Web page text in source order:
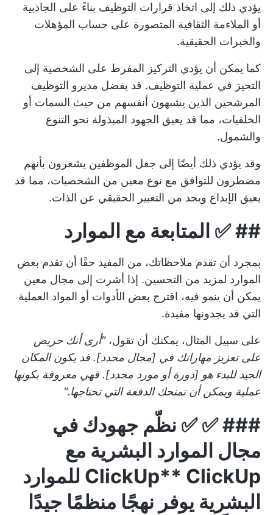
يؤدي ذلك إلى اتخاذ قرارات التوظيف بناءً على الجاذبية
أو الملاءمة الثقافية المتصورة على حساب المؤهلات
والخبرات الحقيقية.
كما يمكن أن يؤدي التركيز المفرط على الشخصية إلى
التحيز في عملية التوظيف. قد يفضل مديرو التوظيف
المرشحين الذين يشبهون أنفسهم من حيث السمات أو
الخلفيات، مما قد يعيق الجهود المبذولة نحو التنوع
والشمول.
وقد يؤدي ذلك أيضًا إلى جعل الموظفين يشعرون بأنهم
مضطرون للتوافق مع نوع معين من الشخصيات، مما قد
يعيق الإبداع ويحد من التعبير الحقيقي عن الذات.
## ✅ المتابعة مع الموارد
بمجرد أن تقدم ملاحظاتك، من المفيد حقًا أن تقدم بعض
الموارد لمزيد من التحسين. إذا أشرت إلى مجال معين
يمكن أن ينمو فيه، اقترح بعض الأدوات أو المواد العملية
التي قد يجدونها مفيدة.
على سبيل المثال، يمكنك أن تقول،"أرى أنك حريص
على تعزيز مهاراتك في [مجال محدد]. قد يكون المكان
الجيد للبدء هو [دورة أو مورد محدد]. فهي معروفة بكونها
عملية ويمكن أن تمنحك الدفعة التي تحتاجها."
### ✅ ✅ نظّم جهودك في
مجال الموارد البشرية مع
ClickUp** ClickUp للموارد
البشرية يوفر نهجًا منظمًا جيدًا